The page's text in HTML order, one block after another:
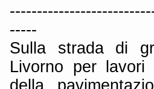
-----
Sulla strada di
Livorno per
della